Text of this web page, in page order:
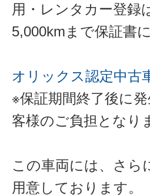
用・レンタカー登録
5,000kmまで保証書
オリックス認定中古
※保証期間終了後に
客様のご負担となり
この車両には、さら
用意しております。